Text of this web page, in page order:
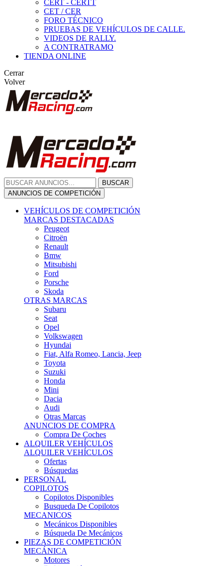
CERT - CERTT
CET / CER
FORO TÉCNICO
PRUEBAS DE VEHÍCULOS DE CALLE.
VIDEOS DE RALLY.
A CONTRATRAMO
TIENDA ONLINE
Cerrar
Volver
BUSCAR
ANUNCIOS DE COMPETICIÓN
VEHÍCULOS DE COMPETICIÓN
MARCAS DESTACADAS
Peugeot
Citroën
Renault
Bmw
Mitsubishi
Ford
Porsche
Skoda
OTRAS MARCAS
Subaru
Seat
Opel
Volkswagen
Hyundai
Fiat, Alfa Romeo, Lancia, Jeep
Toyota
Suzuki
Honda
Mini
Dacia
Audi
Otras Marcas
ANUNCIOS DE COMPRA
Compra De Coches
ALQUILER VEHÍCULOS
ALQUILER VEHÍCULOS
Ofertas
Búsquedas
PERSONAL
COPILOTOS
Copilotos Disponibles
Busqueda De Copilotos
MECANICOS
Mecánicos Disponibles
Búsqueda De Mecánicos
PIEZAS DE COMPETICIÓN
MECÁNICA
Motores
Refrigeración